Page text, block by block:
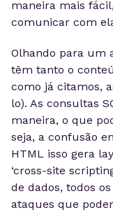
maneira mais
comunicar com
Olhando para um
têm tanto o
como já citamos,
lo). As consultas
maneira, o que
seja, a confusão
HTML isso gera
‘cross-site
de dados, todos
ataques que